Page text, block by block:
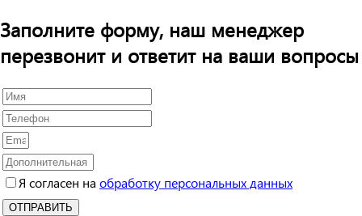
Заполните форму, наш менеджер
перезвонит и ответит на ваши вопросы
Я согласен на обработку персональных данных